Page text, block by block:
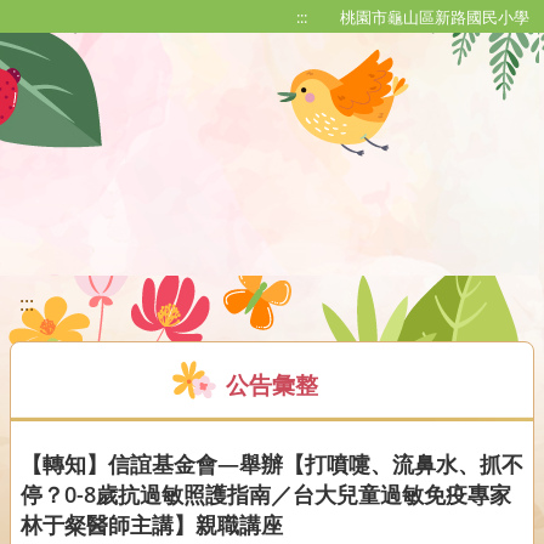
::: 桃園市龜山區新路國民小學
:::
公告彙整
【轉知】信誼基金會—舉辦【打噴嚏、流鼻水、抓不
停？0-8歲抗過敏照護指南／台大兒童過敏免疫專家
林于粲醫師主講】親職講座